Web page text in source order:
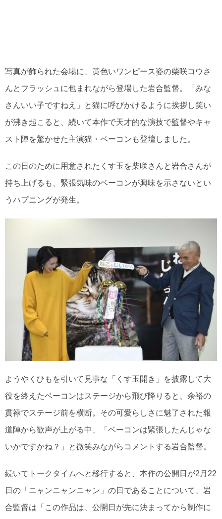
写真が飾られた会場に、黄色いワンピース姿の柴咲コウさ
んとフラッシュに包まれながら登場した岩合監督。「みな
さんいい子ですねえ」と猫に呼びかけるように挨拶し笑い
が沸き起こると、続いて本作で天才的な演技で監督やキャ
スト陣を驚かせた主演猫・ベーコンも登壇しました。
この日のために用意されたくす玉を柴咲さんと岩合さんが
持ち上げるも、緊張気味のベーコンが興味を示さないとい
うハプニングが発生。
ようやくひもを引いて見事な「くす玉開き」を披露して大
役を終えたベーコンはステージから飛び降りると、余裕の
貫禄でステージ前を横断。その可愛らしさに魅了された報
道陣から歓声が上がる中、「ベーコンは緊張したんじゃな
いかですかね？」と微笑みながらコメントする岩合監督。
続いてトークタイムへと移行すると、本作の公開日が2月22
日の「ニャンニャンニャン」の日であることについて、岩
合監督は「この作品は、公開日が先に決まってから制作に